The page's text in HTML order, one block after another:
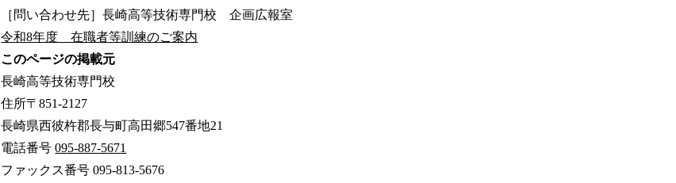
［問い合わせ先］長崎高等技術専門校 企画広報室
令和8年度 在職者等訓練のご案内
このページの掲載元
長崎高等技術専門校
住所〒851-2127
長崎県西彼杵郡長与町高田郷547番地21
電話番号 095-887-5671
ファックス番号 095-813-5676